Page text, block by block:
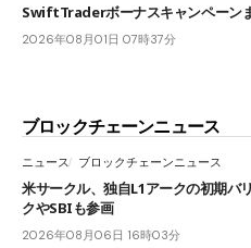
SwiftTraderボーナスキャンペーン
2026年08月01日 07時37分
ブロックチェーンニュース
ニュース ブロックチェーンニュース
米サークル、独自L1アークの初期
クやSBIも参画
2026年08月06日 16時03分